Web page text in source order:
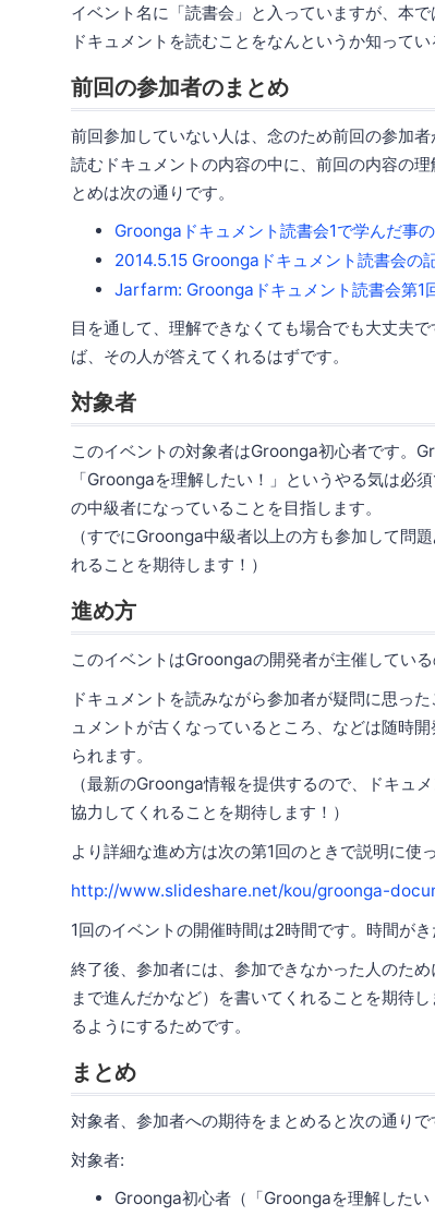
イベント名に「読書会」と入っていますが、本
ドキュメントを読むことをなんというか知って
前回の参加者のまとめ
前回参加していない人は、念のため前回の参加
読むドキュメントの内容の中に、前回の内容の
とめは次の通りです。
Groongaドキュメント読書会1で学んだ事
2014.5.15 Groongaドキュメント読書会の
Jarfarm: Groongaドキュメント読書会第1
目を通して、理解できなくても場合でも大丈夫
ば、その人が答えてくれるはずです。
対象者
このイベントの対象者はGroonga初心者です。
「Groongaを理解したい！」というやる気は必
の中級者になっていることを目指します。
（すでにGroonga中級者以上の方も参加して問
れることを期待します！）
進め方
このイベントはGroongaの開発者が主催してい
ドキュメントを読みながら参加者が疑問に思っ
ュメントが古くなっているところ、などは随時
られます。
（最新のGroonga情報を提供するので、ドキュ
協力してくれることを期待します！）
より詳細な進め方は次の第1回のときで説明に使
http://www.slideshare.net/kou/groonga-
1回のイベントの開催時間は2時間です。時間が
終了後、参加者には、参加できなかった人のた
まで進んだかなど）を書いてくれることを期待
るようにするためです。
まとめ
対象者、参加者への期待をまとめると次の通りで
対象者:
Groonga初心者（「Groongaを理解したい